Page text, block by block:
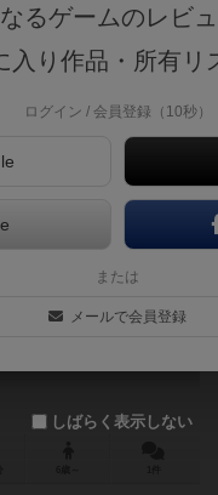
ンドシャーク
6.3
るゲームのレビ
入り作品・所有リ
ログイン / 会員登録（10秒）
または
メールで会員登録
しばらく表示しない